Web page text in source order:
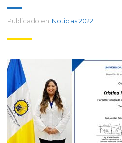
Publicado en: Noticias 2022